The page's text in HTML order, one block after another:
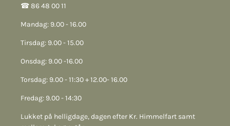
☎︎ 86 48 00 11
Mandag: 9.00 - 16.00
Tirsdag: 9.00 - 15.00
Onsdag: 9.00 -16.00
Torsdag: 9.00 - 11:30 + 12.00- 16.00
Fredag: 9.00 - 14:30
Lukket på helligdage, dagen efter Kr. Himmelfart samt